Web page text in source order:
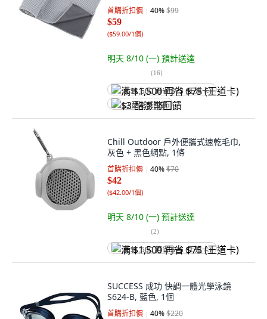
首購折扣價 40%$99
$59
($59.00/1個)
明天 8/10 (一) 預計送達
(16)
满 $1,500 再省 $75 (王道卡)
$3 酷澎幣回饋
Chill Outdoor 戶外便攜式速乾毛巾,
灰色 + 黑色網點, 1條
首購折扣價 40%$70
$42
($42.00/1個)
明天 8/10 (一) 預計送達
(2)
满 $1,500 再省 $75 (王道卡)
SUCCESS 成功 快調一體光學泳鏡
S624-B, 藍色, 1個
首購折扣價 40%$220